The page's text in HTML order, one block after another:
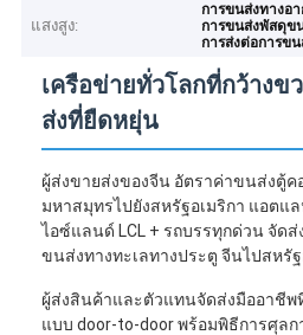
แสงสูง:
การขนส่งทางอ
การขนส่งพัสดุข
การส่งต่อการข
เครือข่ายทั่วโลกที่กว้างข
ส่งที่ยืดหยุ่น
ผู้ส่งขายส่งของจีน อัตราค่าขนส่งตู้ค
มหาสมุทรไปยังสหรัฐอเมริกา แอตแ
ไอซ์แลนด์ LCL + รถบรรทุกด่วน จัดส่
ขนส่งทางทะเลทางประตู จีนไปสหรัฐ
ผู้ส่งสินค้าและตัวแทนจัดส่งมืออาชีพ
แบบ door-to-door พร้อมพิธีการศุล